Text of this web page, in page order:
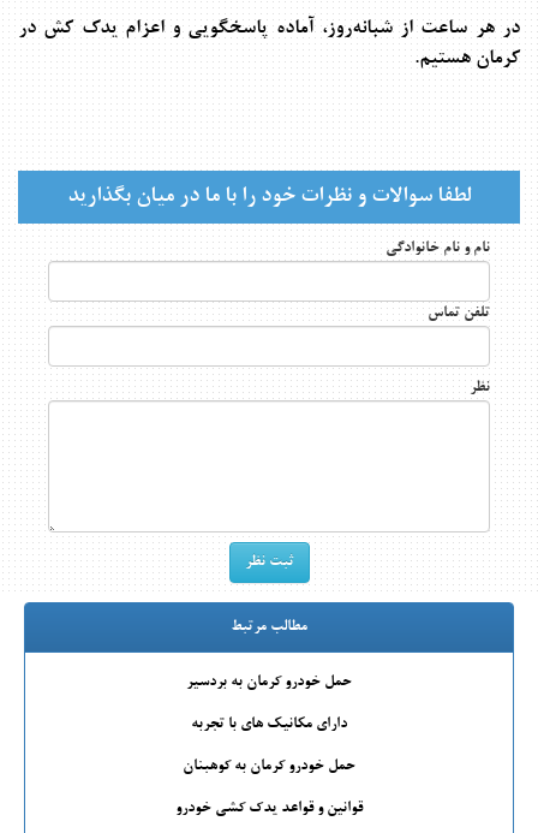
در هر ساعت از شبانه‌روز، آماده پاسخگویی و اعزام یدک کش در
کرمان هستیم.
لطفا سوالات و نظرات خود را با ما در میان بگذارید
نام و نام خانوادگی
تلفن تماس
نظر
مطالب مرتبط
حمل خودرو کرمان به بردسیر
دارای مکانیک های با تجربه
حمل خودرو کرمان به کوهبنان
قوانین و قواعد یدک کشی خودرو